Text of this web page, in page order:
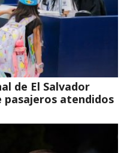
de El Salvador
pasajeros atendidos